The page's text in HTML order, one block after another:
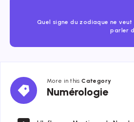
Quel signe du zodiaque ne
parler
More in thisCategory
Numérologie
Numérologie